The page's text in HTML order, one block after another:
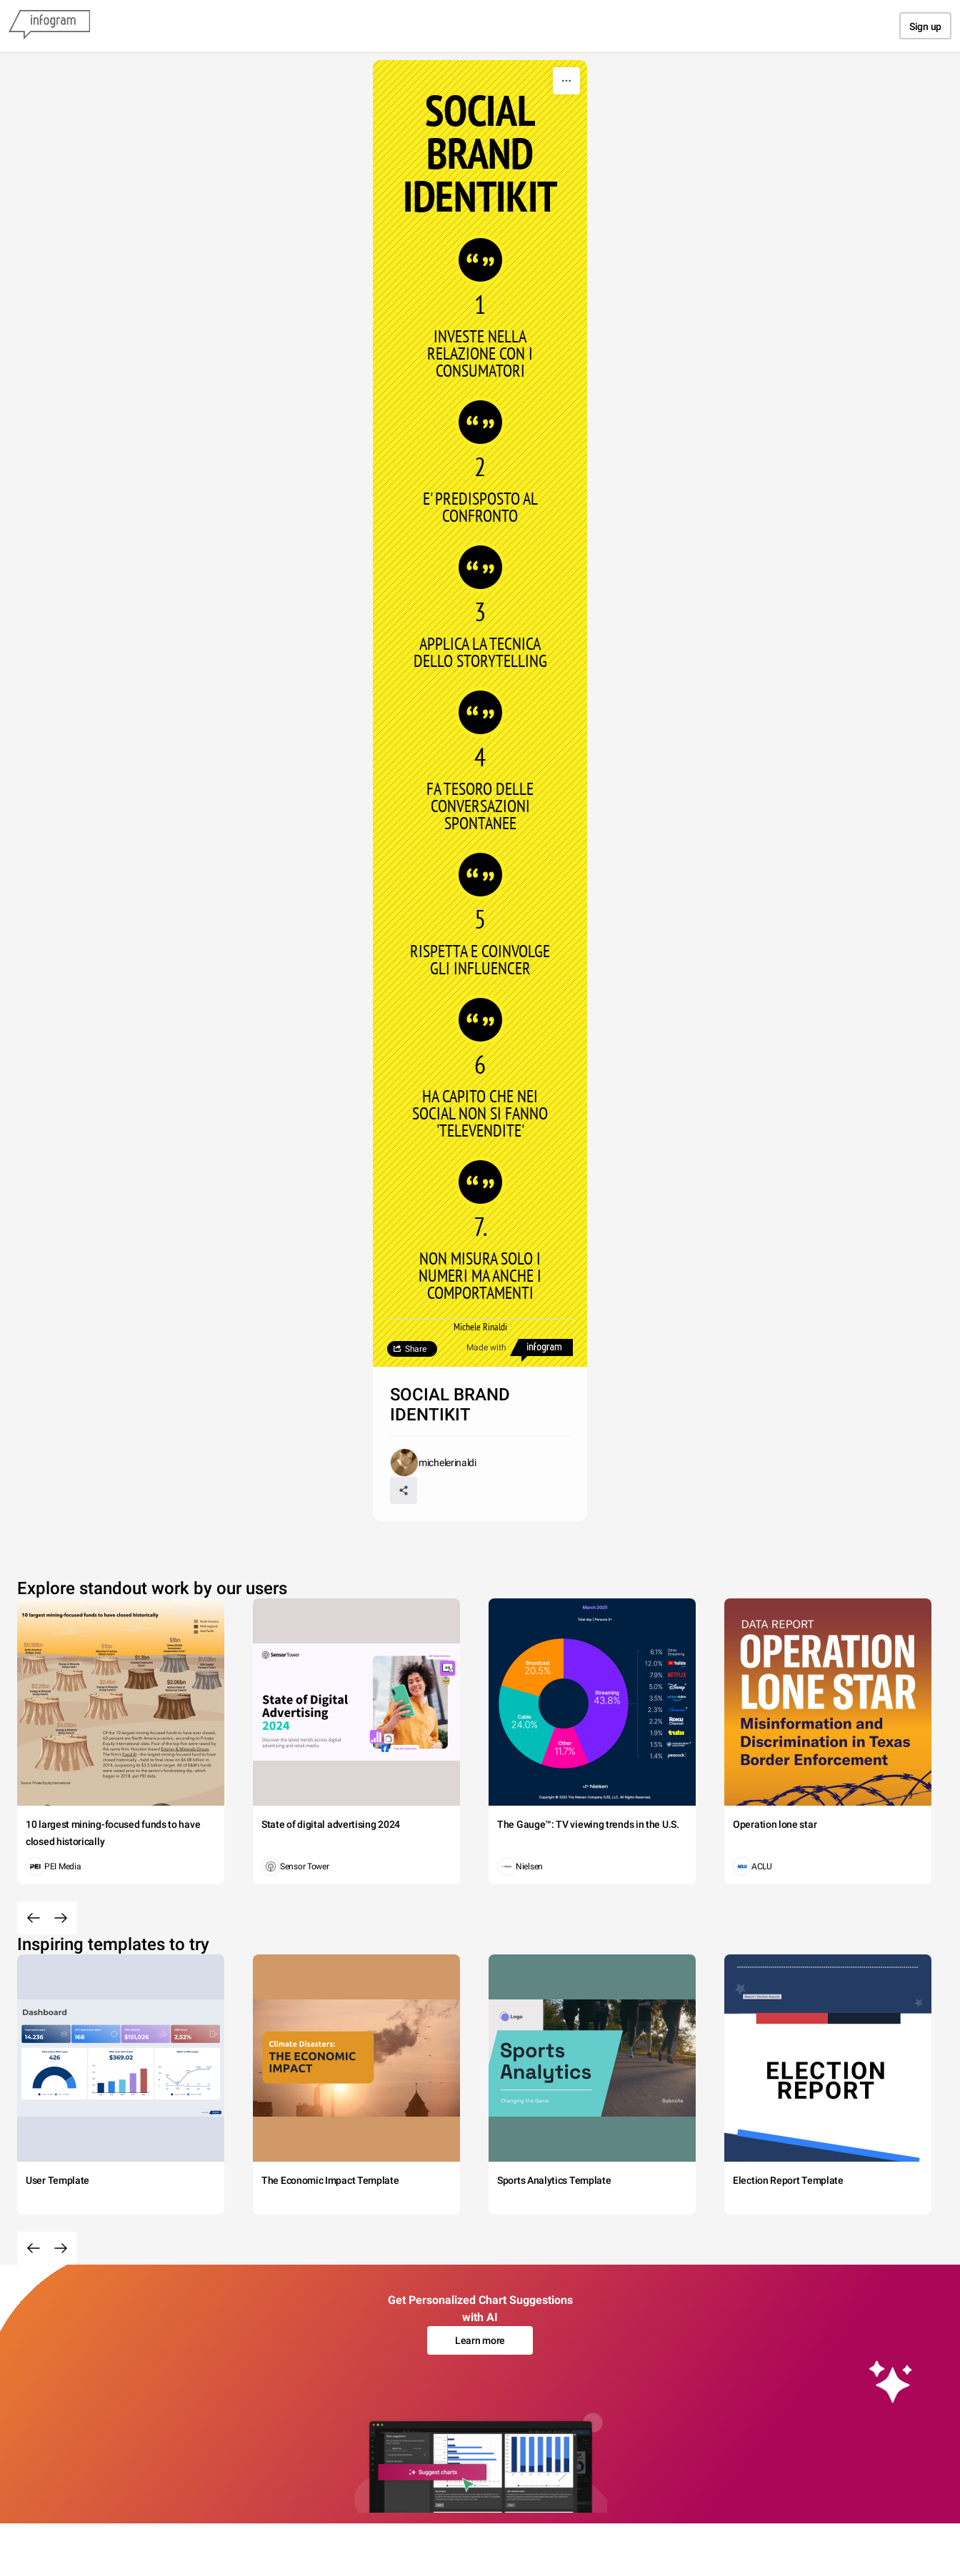
Sign up
SOCIAL
BRAND
IDENTIKIT
1
INVESTE NELLA
RELAZIONE CON I
CONSUMATORI
2
E' PREDISPOSTO AL
CONFRONTO
3
APPLICA LA TECNICA
DELLO STORYTELLING
4
FA TESORO DELLE
CONVERSAZIONI
SPONTANEE
5
RISPETTA E COINVOLGE
GLI INFLUENCER
6
HA CAPITO CHE NEI
SOCIAL NON SI FANNO
'TELEVENDITE'
7.
NON MISURA SOLO I
NUMERI MA ANCHE I
COMPORTAMENTI
Michele Rinaldi
Made with
Share
SOCIAL BRAND
IDENTIKIT
michelerinaldi
Explore standout work by our users
10 largest mining-focused funds to have
closed historically
PEI Media
State of digital advertising 2024
Sensor Tower
The Gauge™: TV viewing trends in the U.S.
Nielsen
Operation lone star
ACLU
Inspiring templates to try
User Template The Economic Impact Template Sports Analytics Template Election Report Template
Get Personalized Chart Suggestions
with AI
Learn more